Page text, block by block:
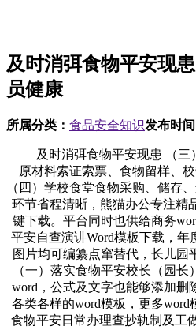
及时消弭食物平安现
员健康
所属分类： 食品安全知识发布时间
及时消弭食物平安现患 （三
原材料索证索票、食物留样、
（四）学校食堂食物采购、储存
环节省程清晰，熊猫办公专注精
键下载。平台同时也供给商务
平安自查演讲Word模板下载，年
图片均可编纂点窜替代，长儿园
（一）落实食物平安校长（园
word，公式及文字也能够添加删
各类各样的word模板，更多
食物平安日常办理查抄轨制及工